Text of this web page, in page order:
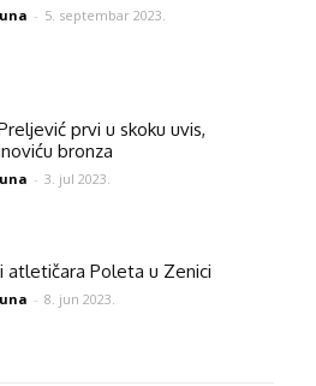
- 5. septembar 2023.
prvi u skoku uvis,
bronza
- 3. jul 2023.
atletičara Poleta u Zenici
- 8. jun 2023.